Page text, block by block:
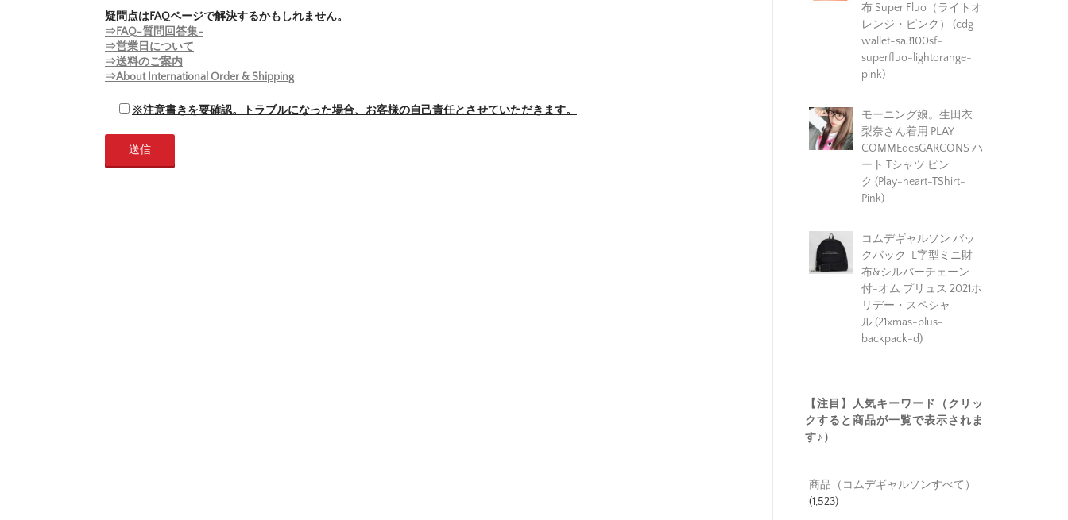
疑問点はFAQページで解決するかもしれません。
⇒FAQ-質問回答集-
⇒営業日について
⇒送料のご案内
⇒About International Order & Shipping
※注意書きを要確認。トラブルになった場合、お客様の自己責任とさせていただきます。
布 Super Fluo（ライトオ
レンジ・ピンク） (cdg-
wallet-sa3100sf-
superfluo-lightorange-
pink)
モーニング娘。生田衣
梨奈さん着用 PLAY
COMMEdesGARCONS ハ
ート Tシャツ ピン
ク (Play-heart-TShirt-
Pink)
コムデギャルソン バッ
クパック-L字型ミニ財
布&シルバーチェーン
付-オム プリュス 2021ホ
リデー・スペシャ
ル (21xmas-plus-
backpack-d)
【注目】人気キーワード（クリッ
クすると商品が一覧で表示されま
す♪）
商品（コムデギャルソンすべて）
(1,523)